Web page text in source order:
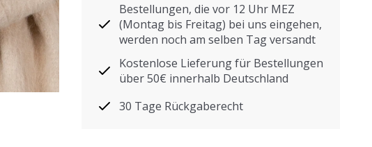
Bestellungen, die vor 12 Uhr MEZ
(Montag bis Freitag) bei uns eingehen,
werden noch am selben Tag versandt
Kostenlose Lieferung für Bestellungen
über 50€ innerhalb Deutschland
30 Tage Rückgaberecht